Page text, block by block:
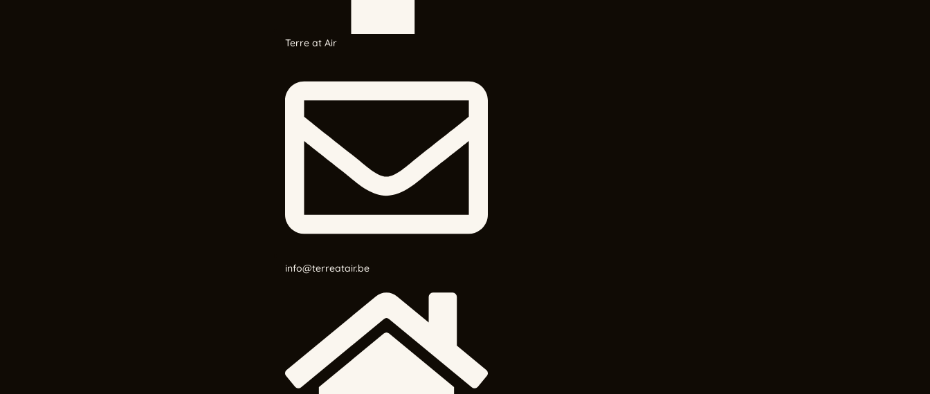
Terre at Air
info@terreatair.be